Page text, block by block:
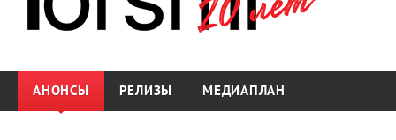
АНОНСЫ РЕЛИЗЫ МЕДИАПЛАН